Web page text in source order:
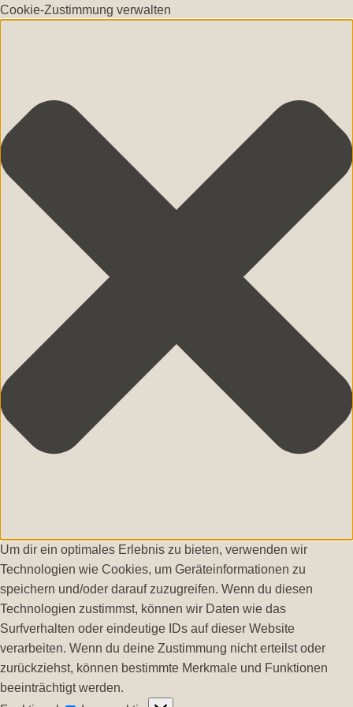
Cookie-Zustimmung verwalten
Um dir ein optimales Erlebnis zu bieten, verwenden wir
Technologien wie Cookies, um Geräteinformationen zu
speichern und/oder darauf zuzugreifen. Wenn du diesen
Technologien zustimmst, können wir Daten wie das
Surfverhalten oder eindeutige IDs auf dieser Website
verarbeiten. Wenn du deine Zustimmung nicht erteilst oder
zurückziehst, können bestimmte Merkmale und Funktionen
beeinträchtigt werden.